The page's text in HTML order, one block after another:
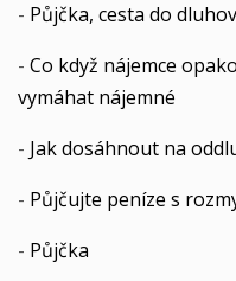
- Půjčka, cesta do
- Co když nájemce
vymáhat nájemné
- Jak dosáhnout na
- Půjčujte peníze s
- Půjčka